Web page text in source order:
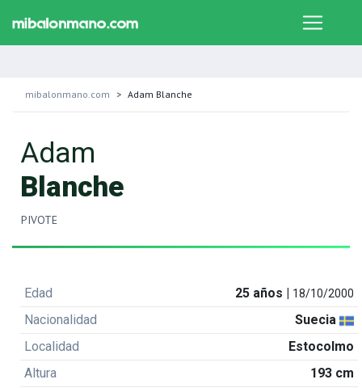
mibalonmano.com Adam Blanche
Adam
Blanche
PIVOTE
Edad 25 años | 18/10/2000
Nacionalidad
Suecia
Localidad
Estocolmo
Altura
193 cm